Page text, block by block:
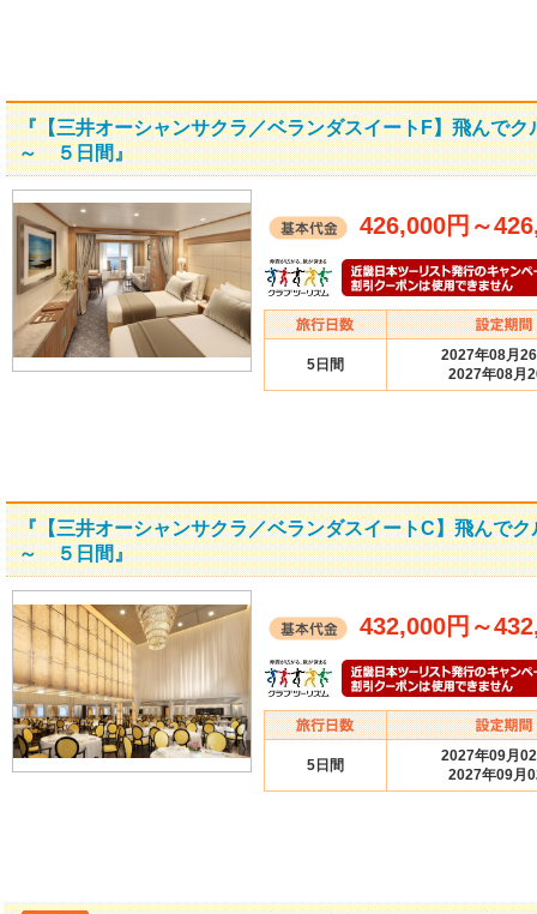
『【三井オーシャンサクラ／ベランダスイートF】飛んで
～ ５日間』
426,000円 ～
5日間
2027年08月
2027年08月
『【三井オーシャンサクラ／ベランダスイートC】飛んで
～ ５日間』
432,000円 ～
5日間
2027年09月
2027年09月